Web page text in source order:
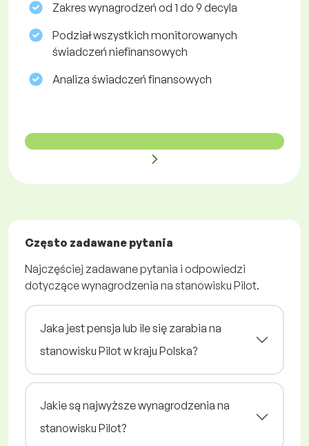
Zakres wynagrodzeń od 1 do 9 decyla
Podział wszystkich monitorowanych
świadczeń niefinansowych
Analiza świadczeń finansowych
Często zadawane pytania
Najczęściej zadawane pytania i odpowiedzi
dotyczące wynagrodzenia na stanowisku Pilot.
Jaka jest pensja lub ile się zarabia na
stanowisku Pilot w kraju Polska?
Jakie są najwyższe wynagrodzenia na
stanowisku Pilot?